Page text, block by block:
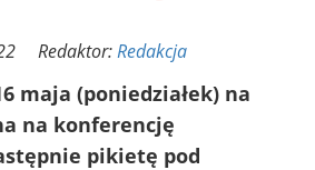
Redaktor:Redakcja
maja (poniedziałek) na
na konferencję
pikietę pod